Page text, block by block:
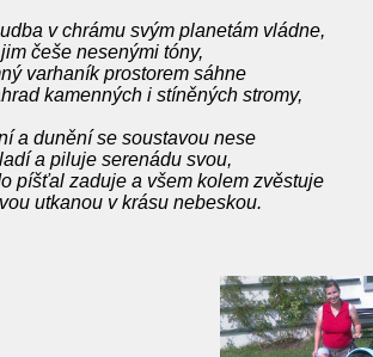
v chrámu svým planetám vládne,
češe nesenými tóny,
varhaník prostorem sáhne
kamenných i stíněných stromy,
a dunění se soustavou nese
a piluje serenádu svou,
píšťal zaduje a všem kolem zvěstuje
utkanou v krásu nebeskou.